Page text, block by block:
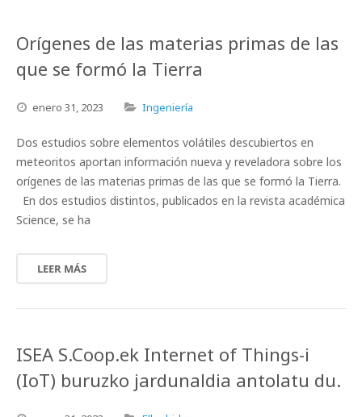
Orígenes de las materias primas de las
que se formó la Tierra
enero 31, 2023 Ingeniería
Dos estudios sobre elementos volátiles descubiertos en
meteoritos aportan información nueva y reveladora sobre los
orígenes de las materias primas de las que se formó la Tierra.
En dos estudios distintos, publicados en la revista académica
Science, se ha
LEER MÁS
ISEA S.Coop.ek Internet of Things-i
(IoT) buruzko jardunaldia antolatu du.